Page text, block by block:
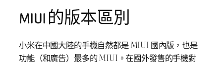
MIUI 的版本區別
小米在中國大陸的手機自然都是 MIUI 國內版，也是
功能（和廣告）最多的 MIUI。在國外發售的手機對